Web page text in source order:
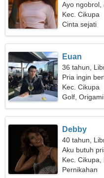
Ayo ngobrol,
Kec. Cikupa
Cinta sejati
Euan
36 tahun,
Pria ingin
Kec. Cikupa
Golf, Origami
Debby
40 tahun,
Aku butuh
Kec. Cikupa,
Pernikahan